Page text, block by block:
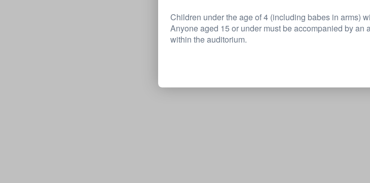
Children under the age of 4 (including babes in arms)
Anyone aged 15 or under must be accompanied by an
within the auditorium.